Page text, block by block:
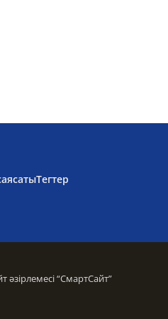
Тегтер
әзірлемесі “СмартСайт”